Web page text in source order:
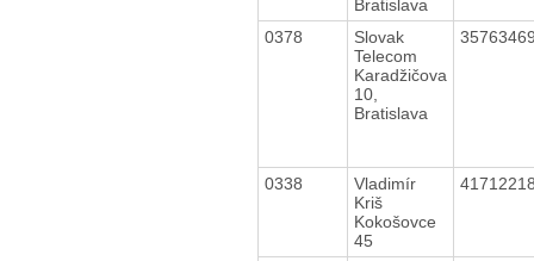
Bratislava
0378
Slovak
Telecom
Karadžičova
10,
Bratislava
0338
Vladimír
Kriš
Kokošovce
45